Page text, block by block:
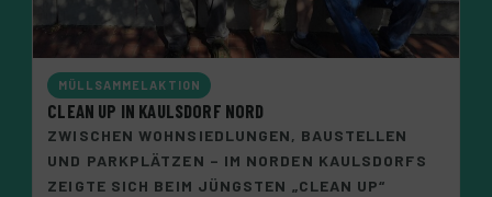
MÜLLSAMMELAKTION
CLEAN UP IN KAULSDORF NORD
ZWISCHEN WOHNSIEDLUNGEN, BAUSTELLEN
UND PARKPLÄTZEN – IM NORDEN KAULSDORFS
ZEIGTE SICH BEIM JÜNGSTEN „CLEAN UP“